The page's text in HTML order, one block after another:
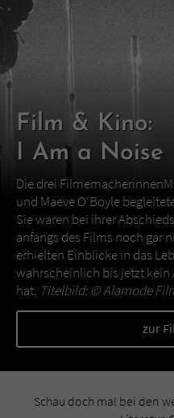
Film & Kino:
I Am a Noise
Die drei
und Maeve O‘Boyle
Sie waren bei ihrer
anfangs des Films noch gar
erhielten Einblicke in das
wahrscheinlich bis jetzt
hat. Titelbild: ©Alamode
zur
Schau doch mal bei den